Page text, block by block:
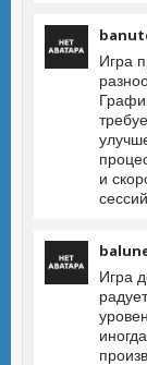
Игра
и
сессий.
Игра